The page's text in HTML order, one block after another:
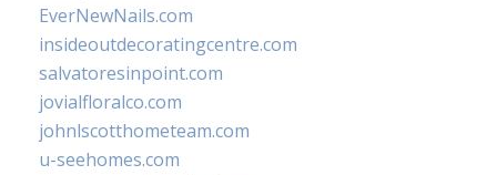
EverNewNails.com
insideoutdecoratingcentre.com
salvatoresinpoint.com
jovialfloralco.com
johnlscotthometeam.com
u-seehomes.com